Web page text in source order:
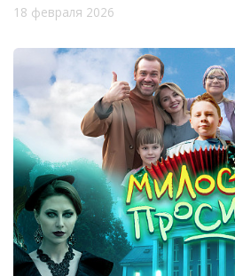
18 февраля 2026